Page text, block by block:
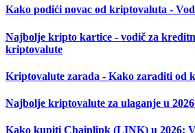
Kako podići novac od kriptovaluta -
Najbolje kripto kartice - vodič za
kriptovalute
Kriptovalute zarada - Kako zaraditi od
Najbolje kriptovalute za ulaganje u
Kako kupiti Chainlink (LINK) u 2026: